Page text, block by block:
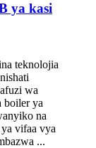
ya kasi
teknolojia
wa
boiler ya
na
vifaa vya
...